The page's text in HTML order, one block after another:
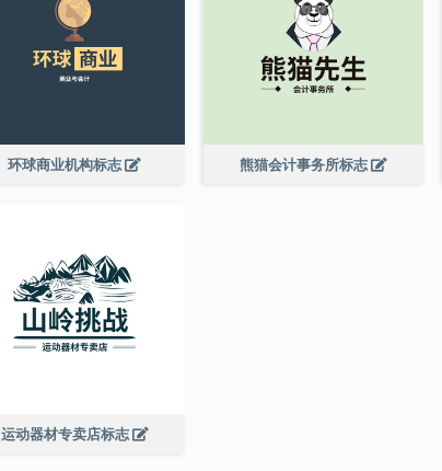
环球商业机构标志 熊猫会计事务所标志
运动器材专卖店标志